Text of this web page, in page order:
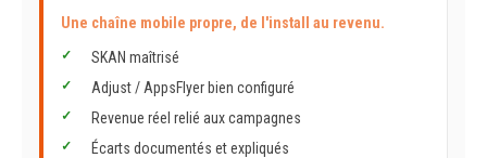
Une chaîne mobile propre, de l'install au revenu.
SKAN maîtrisé
Adjust / AppsFlyer bien configuré
Revenue réel relié aux campagnes
Écarts documentés et expliqués